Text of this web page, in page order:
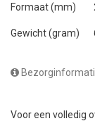
Formaat (mm)
Gewicht (gram)
Voor een volledig